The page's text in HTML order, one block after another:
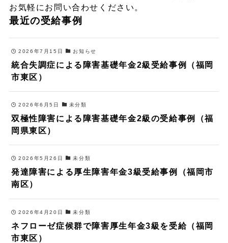
お気軽にお問い合わせください。
最近の受給事例
2026年7月15日 お知らせ
統合失調症による障害基礎年金2級受給事例（福岡
市東区）
2026年6月5日 未分類
双極性障害による障害基礎年金2級の受給事例（福
岡県東区）
2026年5月26日 未分類
発達障害による厚生障害年金3級受給事例（福岡市
南区）
2026年4月20日 未分類
ネフローゼ症候群で障害厚生年金3級を受給（福岡
市東区）